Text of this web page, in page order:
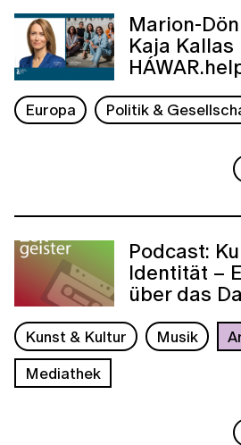
Marion-
Kaja Kallas
Europa Politik &
Podcast:
Identität –
über das
Kunst & Kultur Musik
Mediathek